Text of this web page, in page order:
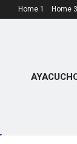
LATEST
Conlara
Home 1 Home 3